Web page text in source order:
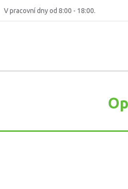
V pracovní dny od 8:00 - 18:00.